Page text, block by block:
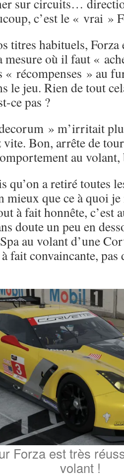
c’est le « vrai »
titres habituels, Forza
mesure où il faut «
« récompenses » au
le jeu. Rien de tout
ce pas ?
» m’irritait
vite. Bon, arrête de
au
qu’on a retiré toutes
mieux que ce à quoi je
à fait honnête, c’est
doute un peu en
au volant d’une
fait convaincante, pas
Forza est très
volant !